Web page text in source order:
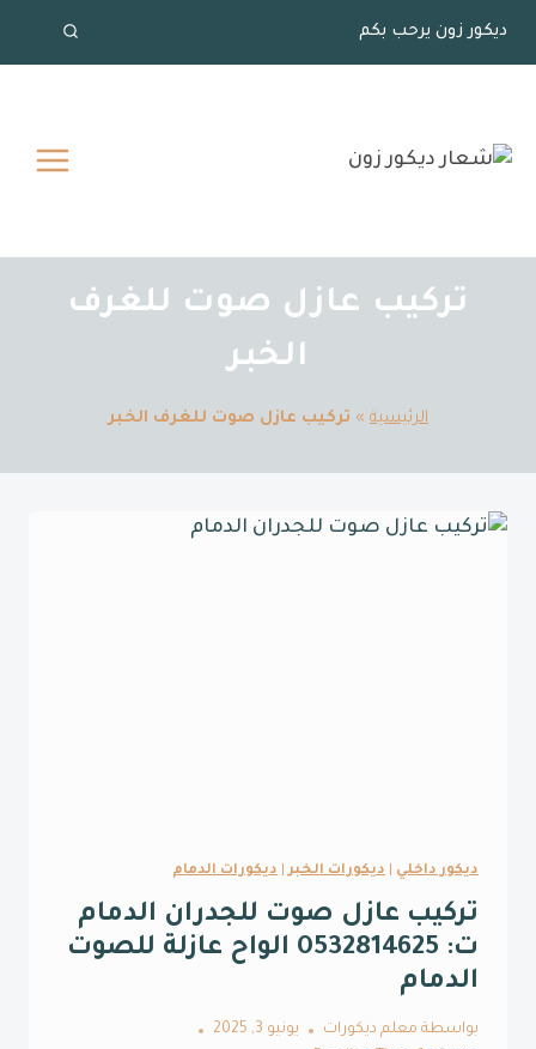
ديكور زون يرحب بكم
تركيب عازل صوت للغرف
الخبر
الرئيسية » تركيب عازل صوت للغرف الخبر
ديكور داخلي ديكورات الخبر| ديكورات الدمام
تركيب عازل صوت للجدران الدمام
ت: 0532814625 الواح عازلة للصوت
الدمام
بواسطة معلم ديكورات
يونيو 3, 2025